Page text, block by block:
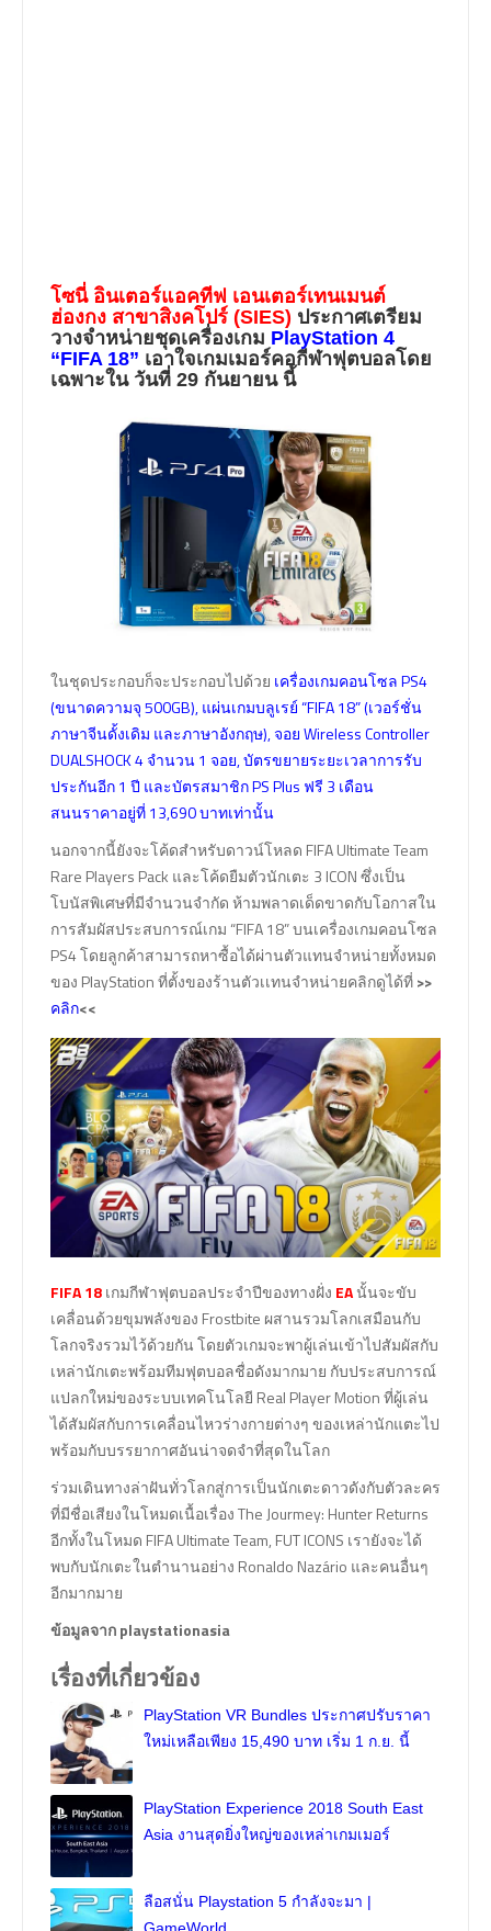
โซนี่ อินเตอร์แอคทีฟ เอนเตอร์เทนเมนต์
ฮ่องกง สาขาสิงคโปร์ (SIES) ประกาศเตรียม
วางจำหน่ายชุดเครื่องเกม PlayStation 4
“FIFA 18” เอาใจเกมเมอร์คอกีฬาฟุตบอลโดย
เฉพาะในวันที่ 29 กันยายนนี้
ในชุดประกอบก็จะประกอบไปด้วย เครื่องเกมคอนโซล PS4
(ขนาดความจุ 500GB), แผ่นเกมบลูเรย์ “FIFA 18” (เวอร์ชั่น
ภาษาจีนดั้งเดิม และภาษาอังกฤษ), จอย Wireless Controller
DUALSHOCK 4 จำนวน 1 จอย, บัตรขยายระยะเวลาการรับ
ประกันอีก 1 ปี และบัตรสมาชิก PS Plus ฟรี 3 เดือน
สนนราคาอยู่ที่ 13,690 บาทเท่านั้น
นอกจากนี้ยังจะโค้ดสำหรับดาวน์โหลด FIFA Ultimate Team
Rare Players Pack และโค้ดยืมตัวนักเตะ 3 ICON ซึ่งเป็น
โบนัสพิเศษที่มีจำนวนจำกัด ห้ามพลาดเด็ดขาดกับโอกาสใน
การสัมผัสประสบการณ์เกม “FIFA 18” บนเครื่องเกมคอนโซล
PS4 โดยลูกค้าสามารถหาซื้อได้ผ่านตัวแทนจำหน่ายทั้งหมด
ของ PlayStation ที่ตั้งของร้านตัวเเทนจำหน่ายคลิกดูได้ที่>>
คลิก<<
FIFA 18เกมกีฬาฟุตบอลประจำปีของทางฝั่ง EAนั้นจะขับ
เคลื่อนด้วยขุมพลังของ Frostbite ผสานรวมโลกเสมือนกับ
โลกจริงรวมไว้ด้วยกัน โดยตัวเกมจะพาผู้เล่นเข้าไปสัมผัสกับ
เหล่านักเตะพร้อมทีมฟุตบอลชื่อดังมากมาย กับประสบการณ์
แปลกใหม่ของระบบเทคโนโลยี Real Player Motion ที่ผู้เล่น
ได้สัมผัสกับการเคลื่อนไหวร่างกายต่างๆ ของเหล่านักแตะไป
พร้อมกับบรรยากาศอันน่าจดจำที่สุดในโลก
ร่วมเดินทางล่าฝันทั่วโลกสู่การเป็นนักเตะดาวดังกับตัวละคร
ที่มีชื่อเสียงในโหมดเนื้อเรื่อง The Jourmey: Hunter Returns
อีกทั้งในโหมด FIFA Ultimate Team, FUT ICONS เรายังจะได้
พบกับนักเตะในตำนานอย่าง Ronaldo Nazário และคนอื่นๆ
อีกมากมาย
ข้อมูลจาก playstationasia
เรื่องที่เกี่ยวข้อง
PlayStation VR Bundles ประกาศปรับราคา
ใหม่เหลือเพียง 15,490 บาท เริ่ม 1 ก.ย. นี้
PlayStation Experience 2018 South East
Asia งานสุดยิ่งใหญ่ของเหล่าเกมเมอร์
ลือสนั่น Playstation 5 กำลังจะมา |